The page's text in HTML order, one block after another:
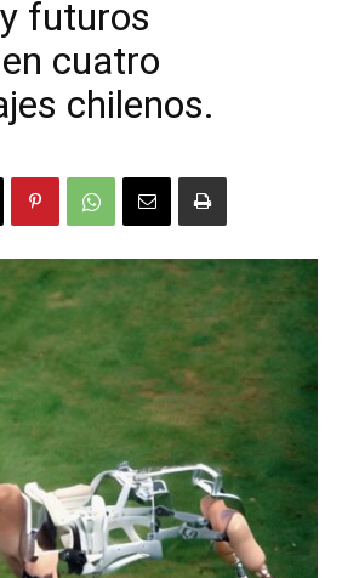
futuros
cuatro
chilenos.